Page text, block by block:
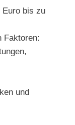
bis zu
Faktoren:
und